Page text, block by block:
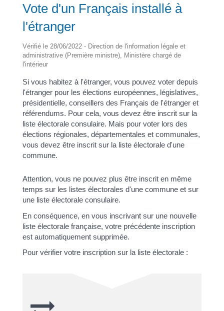
Vote d'un Français installé à
l'étranger
Vérifié le 28/06/2022 - Direction de l'information légale et
administrative (Première ministre), Ministère chargé de
l'intérieur
Si vous habitez à l'étranger, vous pouvez voter depuis
l'étranger pour les élections européennes, législatives,
présidentielle, conseillers des Français de l'étranger et
référendums. Pour cela, vous devez être inscrit sur la
liste électorale consulaire. Mais pour voter lors des
élections régionales, départementales et communales,
vous devez être inscrit sur la liste électorale d'une
commune.
Attention, vous ne pouvez plus être inscrit en même
temps sur les listes électorales d'une commune et sur
une liste électorale consulaire.
En conséquence, en vous inscrivant sur une nouvelle
liste électorale française, votre précédente inscription
est automatiquement supprimée.
Pour vérifier votre inscription sur la liste électorale :